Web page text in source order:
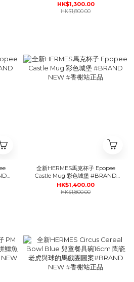
#BRAND NEW #香榭站正品
HK$1,300.00
HK$1,800.00
全新HERMES馬克杯子 Epopee
Castle Mug 彩色城堡 #BRAND
NEW #香榭站正品
HK$1,400.00
HK$1,800.00